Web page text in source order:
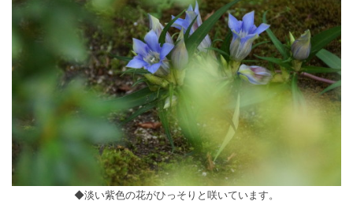
◆淡い紫色の花がひっそりと咲いています。